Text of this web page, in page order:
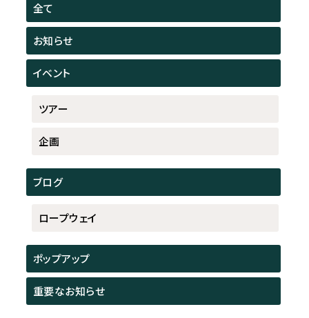
全て
お知らせ
イベント
ツアー
企画
ブログ
ロープウェイ
ポップアップ
重要なお知らせ